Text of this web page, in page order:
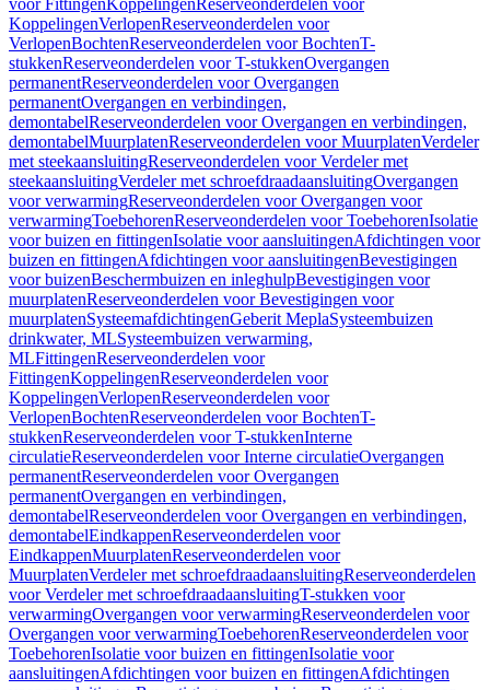
voor FittingenKoppelingenReserveonderdelen voor
KoppelingenVerlopenReserveonderdelen voor
VerlopenBochtenReserveonderdelen voor BochtenT-
stukkenReserveonderdelen voor T-stukkenOvergangen
permanentReserveonderdelen voor Overgangen
permanentOvergangen en verbindingen,
demontabelReserveonderdelen voor Overgangen en verbindingen,
demontabelMuurplatenReserveonderdelen voor MuurplatenVerdeler
met steekaansluitingReserveonderdelen voor Verdeler met
steekaansluitingVerdeler met schroefdraadaansluitingOvergangen
voor verwarmingReserveonderdelen voor Overgangen voor
verwarmingToebehorenReserveonderdelen voor ToebehorenIsolatie
voor buizen en fittingenIsolatie voor aansluitingenAfdichtingen voor
buizen en fittingenAfdichtingen voor aansluitingenBevestigingen
voor buizenBeschermbuizen en inleghulpBevestigingen voor
muurplatenReserveonderdelen voor Bevestigingen voor
muurplatenSysteemafdichtingenGeberit MeplaSysteembuizen
drinkwater, MLSysteembuizen verwarming,
MLFittingenReserveonderdelen voor
FittingenKoppelingenReserveonderdelen voor
KoppelingenVerlopenReserveonderdelen voor
VerlopenBochtenReserveonderdelen voor BochtenT-
stukkenReserveonderdelen voor T-stukkenInterne
circulatieReserveonderdelen voor Interne circulatieOvergangen
permanentReserveonderdelen voor Overgangen
permanentOvergangen en verbindingen,
demontabelReserveonderdelen voor Overgangen en verbindingen,
demontabelEindkappenReserveonderdelen voor
EindkappenMuurplatenReserveonderdelen voor
MuurplatenVerdeler met schroefdraadaansluitingReserveonderdelen
voor Verdeler met schroefdraadaansluitingT-stukken voor
verwarmingOvergangen voor verwarmingReserveonderdelen voor
Overgangen voor verwarmingToebehorenReserveonderdelen voor
ToebehorenIsolatie voor buizen en fittingenIsolatie voor
aansluitingenAfdichtingen voor buizen en fittingenAfdichtingen